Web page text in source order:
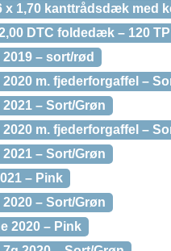
x 1,70 kanttrådsdæk med
DTC foldedæk – 120
– sort/rød
m. fjederforgaffel –
– Sort/Grøn
m. fjederforgaffel –
– Sort/Grøn
– Pink
– Sort/Grøn
2020 – Pink